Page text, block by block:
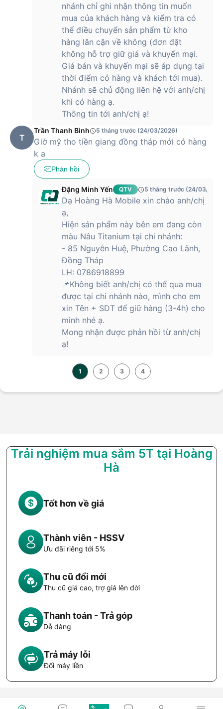
nhánh chỉ ghi nhận thông tin muốn
mua của khách hàng và kiểm tra có
thể điều chuyển sản phẩm từ kho
hàng lân cận về không (đơn đặt
không hỗ trợ giữ giá và khuyến mại.
Giá bán và khuyến mại sẽ áp dụng tại
thời điểm có hàng và khách tới mua).
Nhánh sẽ chủ động liên hệ với anh/chị
khi có hàng ạ.
Thông tin tới anh/chị ạ!
T
Trần Thanh Bình 5 tháng trước (24/03/2026)
Giờ mỹ tho tiền giang đồng tháp mới có hàng
k a
Phản hồi
Đặng Minh Yến QTV 5 tháng trước (24/03/
Dạ Hoàng Hà Mobile xin chào anh/chị
ạ,
Hiện sản phẩm này bên em đang còn
màu Nâu Titanium tại chi nhánh:
- 85 Nguyễn Huệ, Phường Cao Lãnh,
Đồng Tháp
LH: 0786918899
📌Không biết anh/chị có thể qua mua
được tại chi nhánh nào, mình cho em
xin Tên + SDT để giữ hàng (3-4h) cho
mình nhé ạ.
Mong nhận được phản hồi từ anh/chị
ạ!
1 2 3 4
Trải nghiệm mua sắm 5T tại Hoàng
Hà
Tốt hơn về giá
Thành viên - HSSV
Ưu đãi riêng tới 5%
Thu cũ đổi mới
Thu cũ giá cao, trợ giá lên đời
Thanh toán - Trả góp
Dễ dàng
Trả máy lỗi
Đổi máy liền